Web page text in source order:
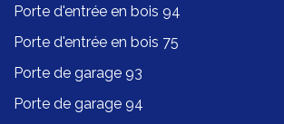
Porte d'entrée en bois 94
Porte d'entrée en bois 75
Porte de garage 93
Porte de garage 94